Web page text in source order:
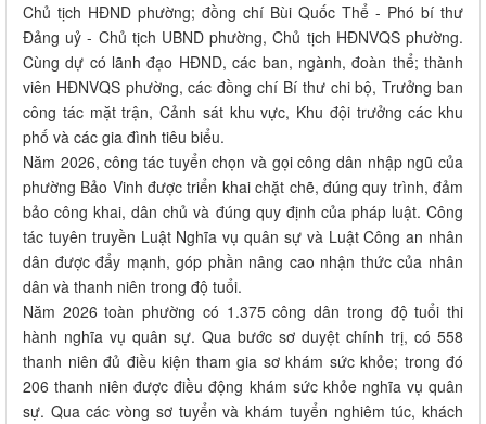
Chủ tịch HĐND phường; đồng chí Bùi Quốc Thể - Phó bí thư
Đảng uỷ - Chủ tịch UBND phường, Chủ tịch HĐNVQS phường.
Cùng dự có lãnh đạo HĐND, các ban, ngành, đoàn thể; thành
viên HĐNVQS phường, các đồng chí Bí thư chi bộ, Trưởng ban
công tác mặt trận, Cảnh sát khu vực, Khu đội trưởng các khu
phố và các gia đình tiêu biểu.
Năm 2026, công tác tuyển chọn và gọi công dân nhập ngũ của
phường Bảo Vinh được triển khai chặt chẽ, đúng quy trình, đảm
bảo công khai, dân chủ và đúng quy định của pháp luật. Công
tác tuyên truyền Luật Nghĩa vụ quân sự và Luật Công an nhân
dân được đẩy mạnh, góp phần nâng cao nhận thức của nhân
dân và thanh niên trong độ tuổi.
Năm 2026 toàn phường có 1.375 công dân trong độ tuổi thi
hành nghĩa vụ quân sự. Qua bước sơ duyệt chính trị, có 558
thanh niên đủ điều kiện tham gia sơ khám sức khỏe; trong đó
206 thanh niên được điều động khám sức khỏe nghĩa vụ quân
sự. Qua các vòng sơ tuyển và khám tuyển nghiêm túc, khách